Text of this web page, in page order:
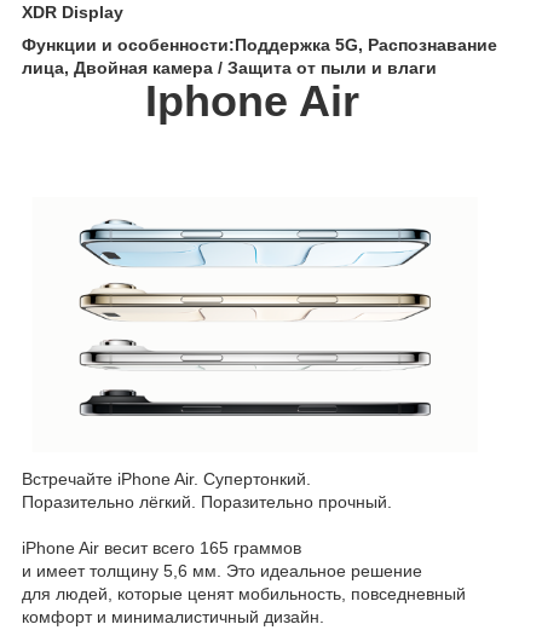
XDR Display
Функции и особенности:Поддержка 5G, Распознавание
лица, Двойная камера / Защита от пыли и влаги
Iphone Air
Встречайте iPhone Air. Супертонкий.
Поразительно лёгкий. Поразительно прочный.
iPhone Air весит всего 165 граммов
и имеет толщину 5,6 мм. Это идеальное решение
для людей, которые ценят мобильность, повседневный
комфорт и минималистичный дизайн.